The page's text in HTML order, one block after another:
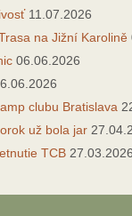
11.07.2026
na Jižní Karolině
06.06.2026
clubu Bratislava
už bola jar
TCB 27.03.2026